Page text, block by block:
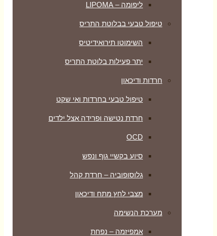
ליפומה – LIPOMA
טיפול טבעי בבלוטת התריס
השימוטו תירואידיטיס
יתר פעילות בלוטת התריס
חרדות ודיכאון
טיפול טבעי בחרדות ואי שקט
חרדת נטישה ופרידה אצל ילדים
OCD
סיוע בקשיי גוף ונפש
גלוסופוביה – חרדת קהל
מצבי לחץ מתח ודיכאון
מערכת הנשימה
אמפיזמה – נפחת